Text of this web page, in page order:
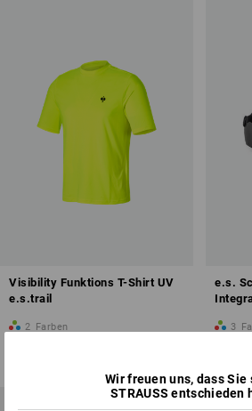
Visibility Funktions T-Shirt UV
e.s.trail
2 Farben
e.s.
3
Wir freuen uns, dass Sie
STRAUSS entschieden